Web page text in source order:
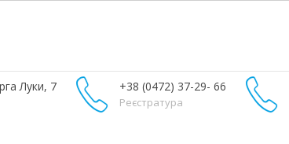
Луки, 7 +38 (0472) 37-29- 66
Реєстратура